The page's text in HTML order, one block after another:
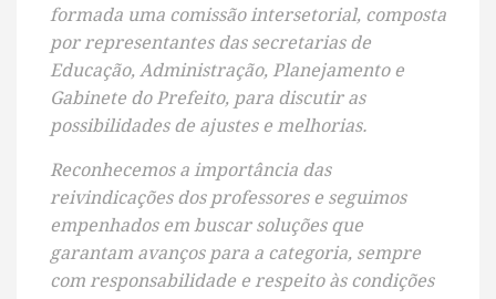
formada uma comissão intersetorial, composta
por representantes das secretarias de
Educação, Administração, Planejamento e
Gabinete do Prefeito, para discutir as
possibilidades de ajustes e melhorias.
Reconhecemos a importância das
reivindicações dos professores e seguimos
empenhados em buscar soluções que
garantam avanços para a categoria, sempre
com responsabilidade e respeito às condições